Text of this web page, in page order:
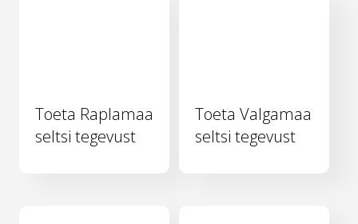
Toeta Raplamaa
seltsi tegevust
Toeta Valgamaa
seltsi tegevust